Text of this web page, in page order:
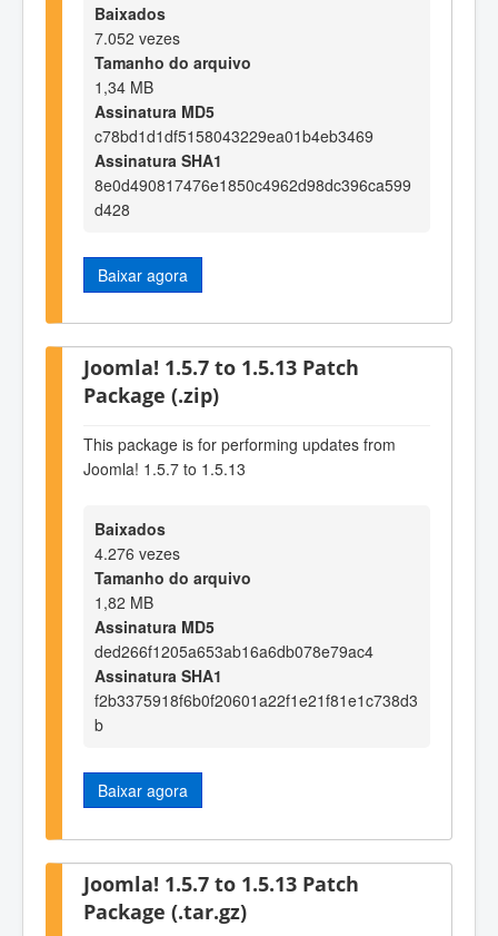
Baixados
7.052 vezes
Tamanho do arquivo
1,34 MB
Assinatura MD5
c78bd1d1df5158043229ea01b4eb3469
Assinatura SHA1
8e0d490817476e1850c4962d98dc396ca599
d428
Baixar agora
Joomla! 1.5.7 to 1.5.13 Patch
Package (.zip)
This package is for performing updates from
Joomla! 1.5.7 to 1.5.13
Baixados
4.276 vezes
Tamanho do arquivo
1,82 MB
Assinatura MD5
ded266f1205a653ab16a6db078e79ac4
Assinatura SHA1
f2b3375918f6b0f20601a22f1e21f81e1c738d3
b
Baixar agora
Joomla! 1.5.7 to 1.5.13 Patch
Package (.tar.gz)